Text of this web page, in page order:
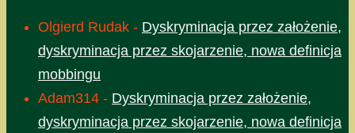
Olgierd Rudak - Dyskryminacja przez założenie,
dyskryminacja przez skojarzenie, nowa definicja
mobbingu
Adam314 - Dyskryminacja przez założenie,
dyskryminacja przez skojarzenie, nowa definicja